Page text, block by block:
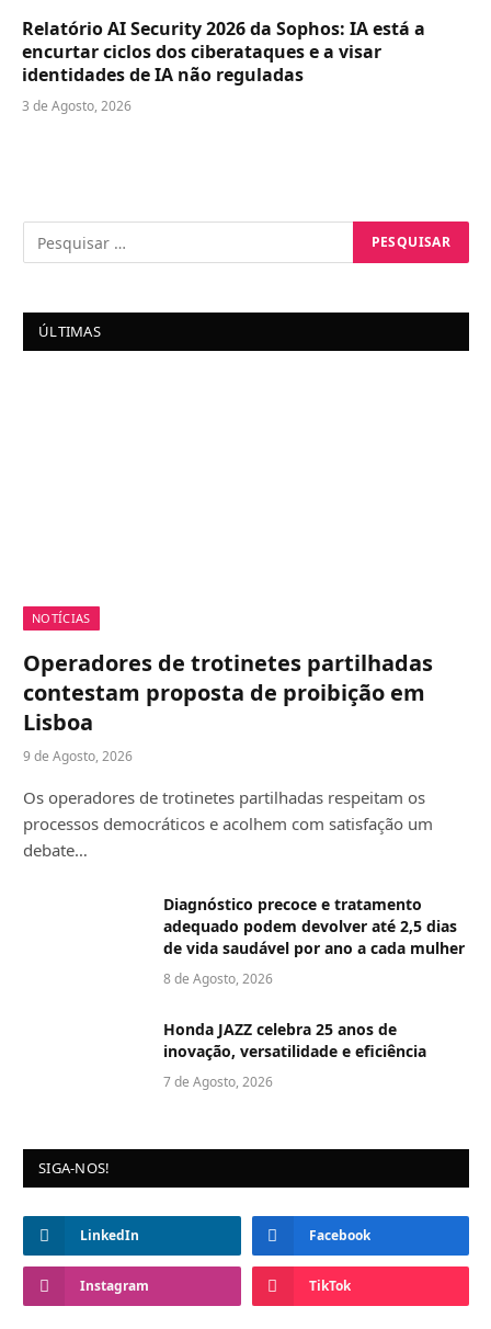
Relatório AI Security 2026 da Sophos: IA está a
encurtar ciclos dos ciberataques e a visar
identidades de IA não reguladas
3 de Agosto, 2026
ÚLTIMAS
NOTÍCIAS
Operadores de trotinetes partilhadas
contestam proposta de proibição em
Lisboa
9 de Agosto, 2026
Os operadores de trotinetes partilhadas respeitam os
processos democráticos e acolhem com satisfação um
debate…
Diagnóstico precoce e tratamento
adequado podem devolver até 2,5 dias
de vida saudável por ano a cada mulher
8 de Agosto, 2026
Honda JAZZ celebra 25 anos de
inovação, versatilidade e eficiência
7 de Agosto, 2026
SIGA-NOS!
LinkedIn Facebook
Instagram TikTok